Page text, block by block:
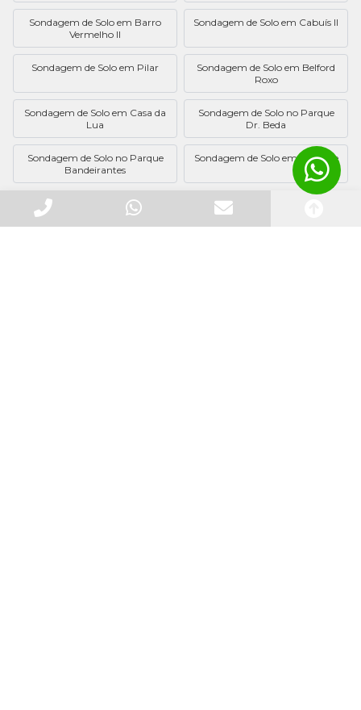
Sondagem de Solo em Barro
Vermelho II
Sondagem de Solo em Cabuís II
Sondagem de Solo em Pilar
Sondagem de Solo em Belford
Roxo
Sondagem de Solo em Casa da
Lua
Sondagem de Solo no Parque
Dr. Beda
Sondagem de Solo no Parque
Bandeirantes
Sondagem de Solo em Montese